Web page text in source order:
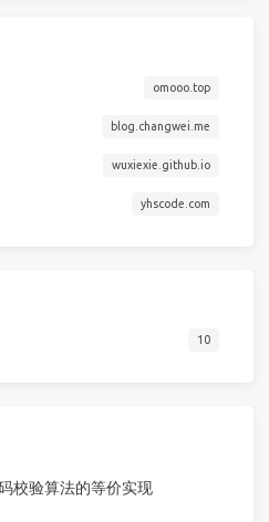
omooo.top
blog.changwei.me
wuxiexie.github.io
yhscode.com
10
校验算法的等价实现